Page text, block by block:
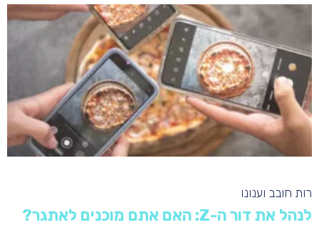
לנהל את דור ה-Z: האם אתם מוכנים לאתגר?
רות חובב וענונו